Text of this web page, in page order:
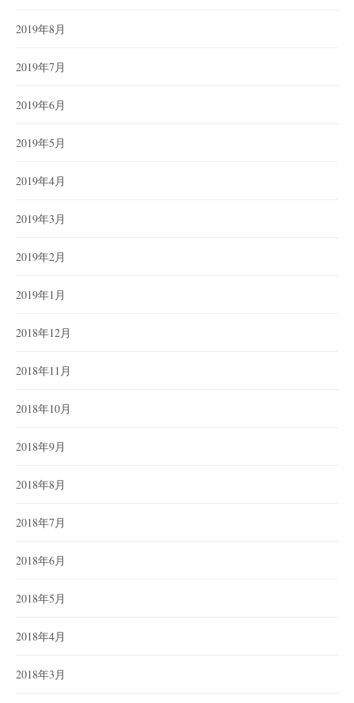
2019年8月
2019年7月
2019年6月
2019年5月
2019年4月
2019年3月
2019年2月
2019年1月
2018年12月
2018年11月
2018年10月
2018年9月
2018年8月
2018年7月
2018年6月
2018年5月
2018年4月
2018年3月